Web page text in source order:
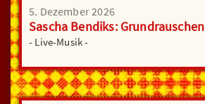
5. Dezember 2026
Sascha Bendiks: Grundrauschen
- Live-Musik -